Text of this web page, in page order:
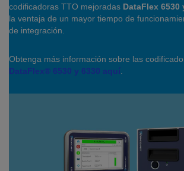
codificadoras TTO mejoradas DataFlex 6530
la ventaja de un mayor tiempo de
de integración.
Obtenga más información sobre las
DataFlex® 6530 y 6330 aquí